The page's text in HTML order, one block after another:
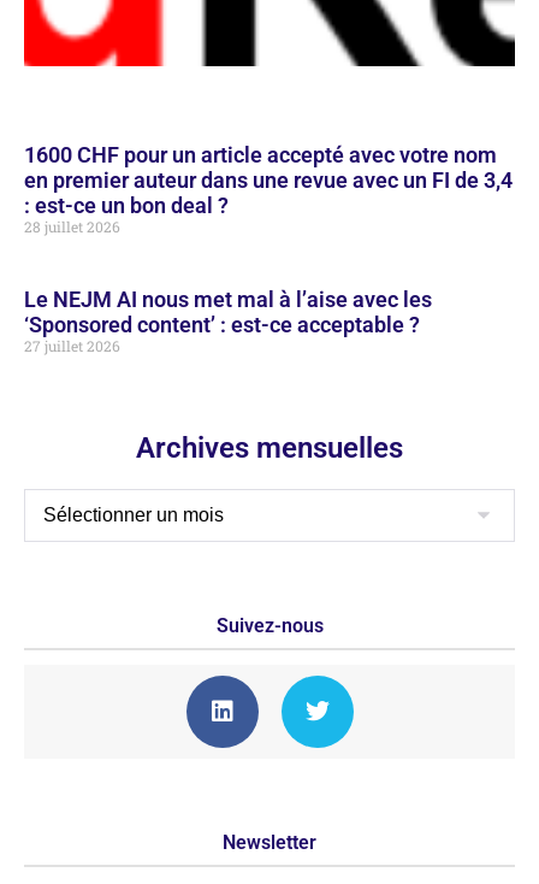
1600 CHF pour un article accepté avec votre nom
en premier auteur dans une revue avec un FI de 3,4
: est-ce un bon deal ?
28 juillet 2026
Le NEJM AI nous met mal à l’aise avec les
‘Sponsored content’ : est-ce acceptable ?
27 juillet 2026
Archives mensuelles
Suivez-nous
Newsletter